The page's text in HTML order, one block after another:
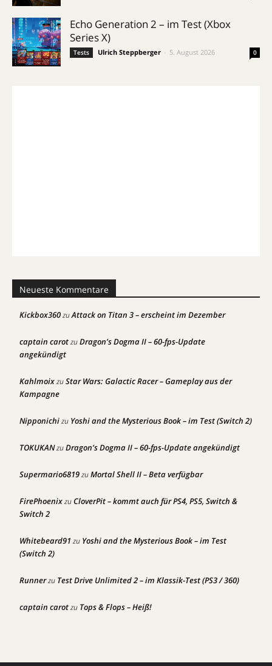
Echo Generation 2 – im Test (Xbox
Series X)
Tests Ulrich Steppberger 5. August 2026 0
Neueste Kommentare
Kickbox360zuAttack on Titan 3 – erscheint im Dezember
captain carotzuDragon’s Dogma II – 60-fps-Update
angekündigt
KahlmoixzuStar Wars: Galactic Racer – Gameplay aus der
Kampagne
Nipponichizu Yoshi and the Mysterious Book – im Test (Switch 2)
TOKUKANzuDragon’s Dogma II – 60-fps-Update angekündigt
Supermario6819zuMortal Shell II – Beta verfügbar
FirePhoenixzuCloverPit – kommt auch für PS4, PS5, Switch &
Switch 2
Whitebeard91 zu Yoshi and the Mysterious Book – im Test
(Switch 2)
Runnerzu Test Drive Unlimited 2 – im Klassik-Test (PS3 / 360)
captain carotzu Tops & Flops – Heiß!